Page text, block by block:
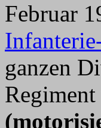
Februar
ganzen